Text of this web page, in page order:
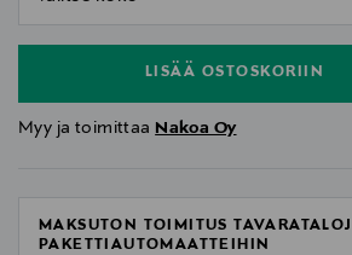
LISÄÄ OSTOSKORIIN
Myy ja toimittaa Nakoa Oy
MAKSUTON TOIMITUS
PAKETTIAUTOMAATTEIHIN